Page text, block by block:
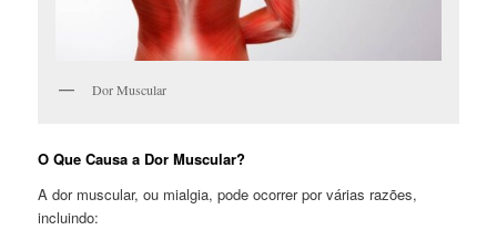
Dor Muscular
O Que Causa a Dor Muscular?
A dor muscular, ou mialgia, pode ocorrer por várias razões,
incluindo: